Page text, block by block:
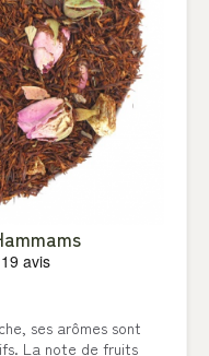
ses arômes sont
La note de fruits